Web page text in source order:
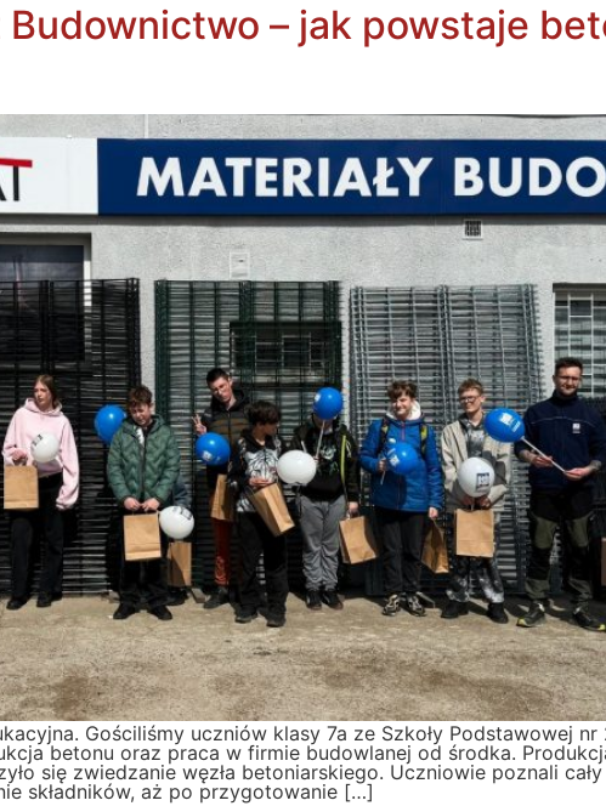
– jak powstaje
Gościliśmy uczniów klasy 7a ze Szkoły Podstawowej nr
betonu oraz praca w firmie budowlanej od środka.
się zwiedzanie węzła betoniarskiego. Uczniowie poznali
składników, aż po przygotowanie […]